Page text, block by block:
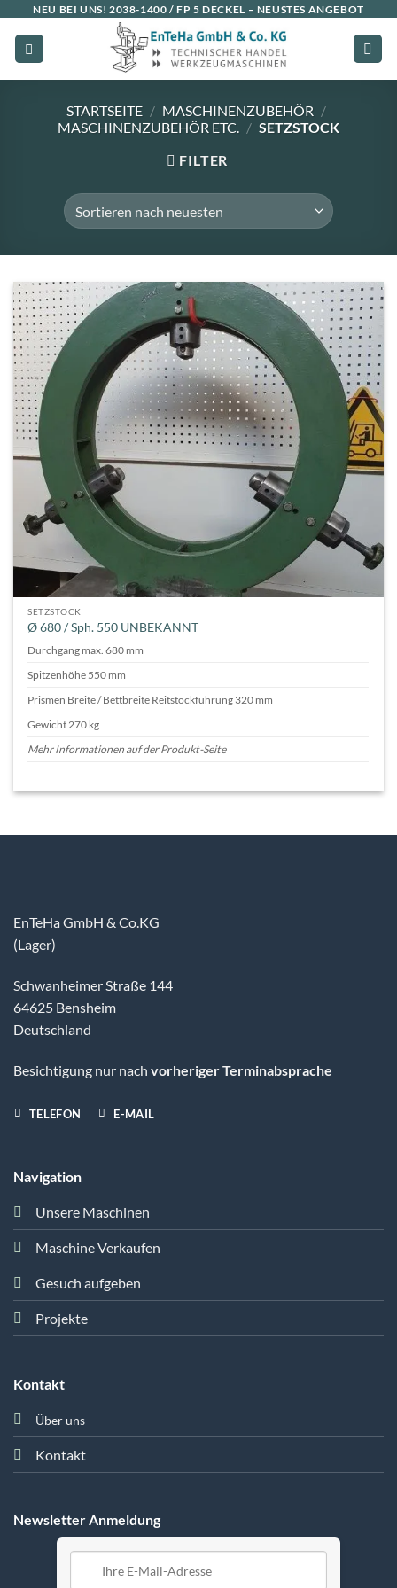
Inhalt
springen
NEU BEI UNS! 2038-1400 / FP 5 DECKEL – NEUSTES ANGEBOT
STARTSEITE / MASCHINENZUBEHÖR /
MASCHINENZUBEHÖR ETC. / SETZSTOCK
FILTER
SETZSTOCK
Ø 680 / Sph. 550 UNBEKANNT
Durchgang max. 680 mm
Spitzenhöhe 550 mm
Prismen Breite / Bettbreite Reitstockführung 320 mm
Gewicht 270 kg
Mehr Informationen auf der Produkt-Seite
EnTeHa GmbH & Co.KG
(Lager)
Schwanheimer Straße 144
64625 Bensheim
Deutschland
Besichtigung nur nach vorheriger Terminabsprache
TELEFON E-MAIL
Navigation
Unsere Maschinen
Maschine Verkaufen
Gesuch aufgeben
Projekte
Kontakt
Über uns
Kontakt
Newsletter Anmeldung